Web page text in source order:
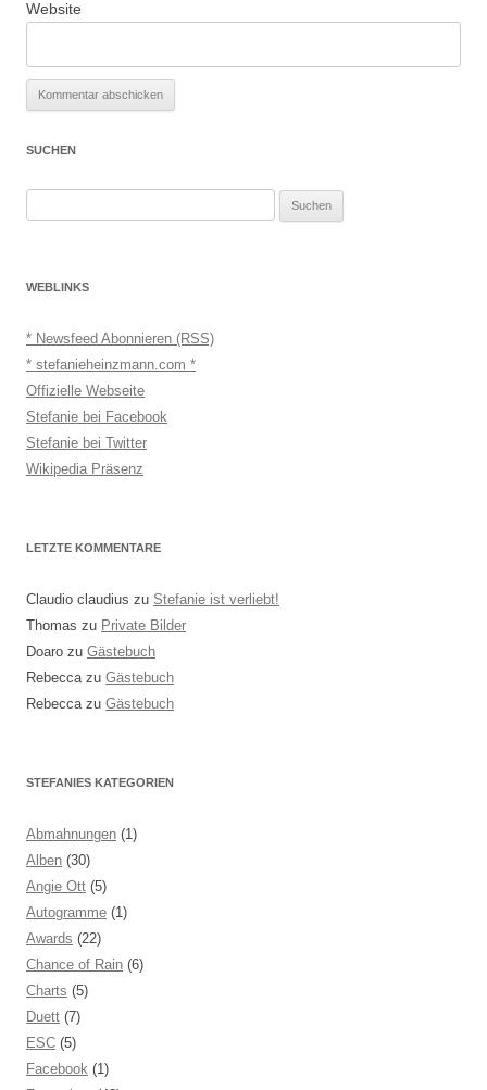
Website
SUCHEN
WEBLINKS
* Newsfeed Abonnieren (RSS)
* stefanieheinzmann.com *
Offizielle Webseite
Stefanie bei Facebook
Stefanie bei Twitter
Wikipedia Präsenz
LETZTE KOMMENTARE
Claudio claudius zu Stefanie ist verliebt!
Thomas zu Private Bilder
Doaro zu Gästebuch
Rebeccazu Gästebuch
Rebeccazu Gästebuch
STEFANIES KATEGORIEN
Abmahnungen (1)
Alben (30)
Angie Ott (5)
Autogramme (1)
Awards (22)
Chance of Rain (6)
Charts (5)
Duett (7)
ESC (5)
Facebook (1)